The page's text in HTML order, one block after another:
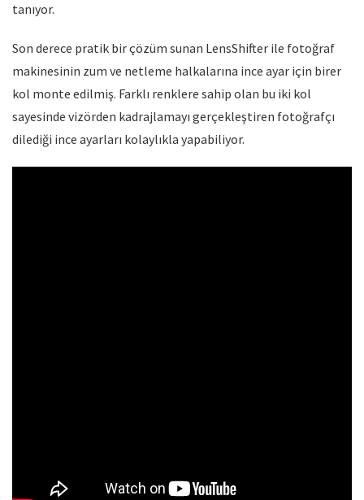
tanıyor.
Son derece pratik bir çözüm sunan LensShifter ile fotoğraf
makinesinin zum ve netleme halkalarına ince ayar için birer
kol monte edilmiş. Farklı renklere sahip olan bu iki kol
sayesinde vizörden kadrajlamayı gerçekleştiren fotoğrafçı
dilediği ince ayarları kolaylıkla yapabiliyor.